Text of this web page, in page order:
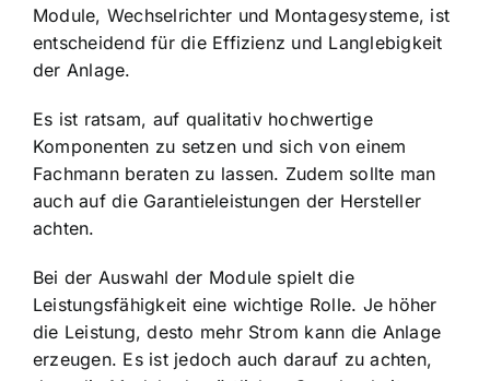
Module, Wechselrichter und Montagesysteme, ist
entscheidend für die Effizienz und Langlebigkeit
der Anlage.
Es ist ratsam, auf qualitativ hochwertige
Komponenten zu setzen und sich von einem
Fachmann beraten zu lassen. Zudem sollte man
auch auf die Garantieleistungen der Hersteller
achten.
Bei der Auswahl der Module spielt die
Leistungsfähigkeit eine wichtige Rolle. Je höher
die Leistung, desto mehr Strom kann die Anlage
erzeugen. Es ist jedoch auch darauf zu achten,